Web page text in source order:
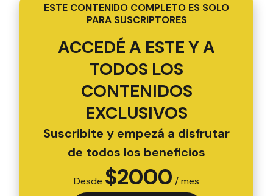
ESTE CONTENIDO COMPLETO ES SOLO
PARA SUSCRIPTORES
ACCEDÉ A ESTE Y A
TODOS LOS
CONTENIDOS
EXCLUSIVOS
Suscribite y empezá a disfrutar
de todos los beneficios
Desde $2000 / mes